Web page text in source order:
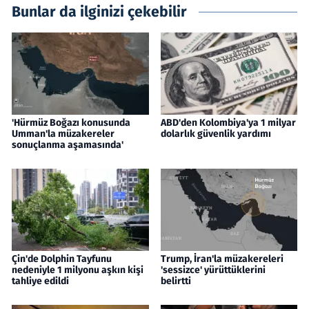
Bunlar da ilginizi çekebilir
'Hürmüz Boğazı konusunda
Umman'la müzakereler
sonuçlanma aşamasında'
ABD'den Kolombiya'ya 1 milyar
dolarlık güvenlik yardımı
Çin'de Dolphin Tayfunu
nedeniyle 1 milyonu aşkın kişi
tahliye edildi
Trump, İran'la müzakereleri
'sessizce' yürüttüklerini
belirtti